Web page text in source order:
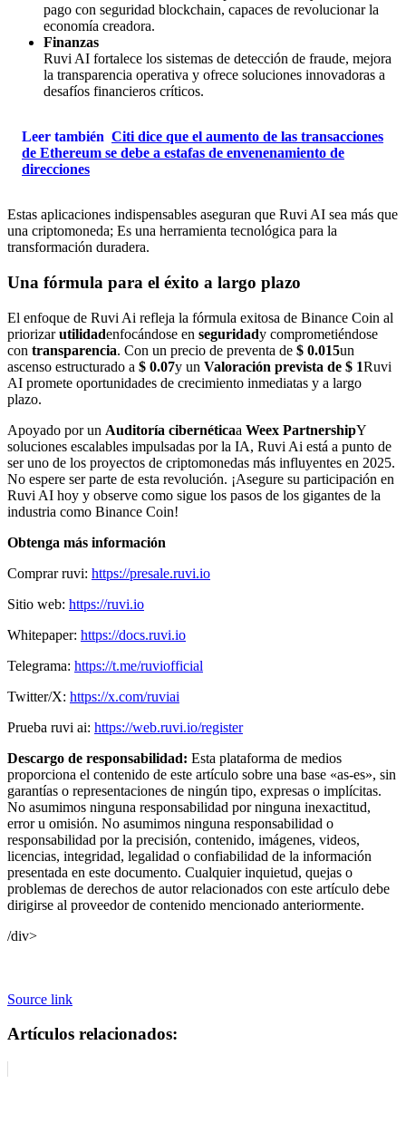
pago con seguridad blockchain, capaces de revolucionar la
economía creadora.
Finanzas
Ruvi AI fortalece los sistemas de detección de fraude, mejora
la transparencia operativa y ofrece soluciones innovadoras a
desafíos financieros críticos.
Leer también Citi dice que el aumento de las transacciones
de Ethereum se debe a estafas de envenenamiento de
direcciones
Estas aplicaciones indispensables aseguran que Ruvi AI sea más que
una criptomoneda; Es una herramienta tecnológica para la
transformación duradera.
Una fórmula para el éxito a largo plazo
El enfoque de Ruvi Ai refleja la fórmula exitosa de Binance Coin al
priorizarutilidadenfocándose en seguridady comprometiéndose
con transparencia. Con un precio de preventa de $ 0.015un
ascenso estructurado a $ 0.07y un Valoración prevista de $ 1Ruvi
AI promete oportunidades de crecimiento inmediatas y a largo
plazo.
Apoyado por un Auditoría cibernéticaa Weex PartnershipY
soluciones escalables impulsadas por la IA, Ruvi Ai está a punto de
ser uno de los proyectos de criptomonedas más influyentes en 2025.
No espere ser parte de esta revolución. ¡Asegure su participación en
Ruvi AI hoy y observe como sigue los pasos de los gigantes de la
industria como Binance Coin!
Obtenga más información
Comprar ruvi: https://presale.ruvi.io
Sitio web: https://ruvi.io
Whitepaper: https://docs.ruvi.io
Telegrama: https://t.me/ruviofficial
Twitter/X: https://x.com/ruviai
Prueba ruvi ai: https://web.ruvi.io/register
Descargo de responsabilidad: Esta plataforma de medios
proporciona el contenido de este artículo sobre una base «as-es», sin
garantías o representaciones de ningún tipo, expresas o implícitas.
No asumimos ninguna responsabilidad por ninguna inexactitud,
error u omisión. No asumimos ninguna responsabilidad o
responsabilidad por la precisión, contenido, imágenes, videos,
licencias, integridad, legalidad o confiabilidad de la información
presentada en este documento. Cualquier inquietud, quejas o
problemas de derechos de autor relacionados con este artículo debe
dirigirse al proveedor de contenido mencionado anteriormente.
/div>
Source link
Artículos relacionados: